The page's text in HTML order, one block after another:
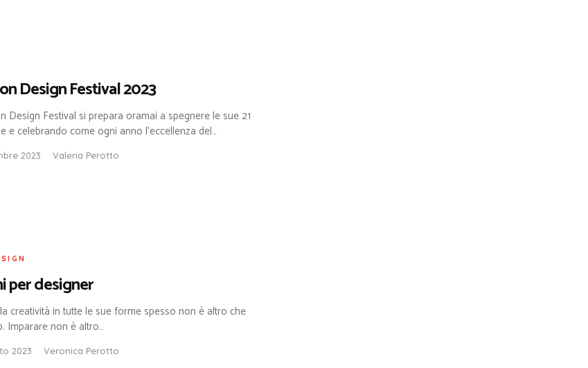
Design Festival 2023
Design Festival si prepara oramai a spegnere le sue 21
e celebrando come ogni anno l’eccellenza del…
2023 Valeria Perotto
per designer
la creatività in tutte le sue forme spesso non è altro che
Imparare non è altro…
2023 Veronica Perotto